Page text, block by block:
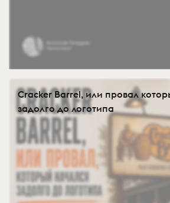
Cracker Barrel, или провал
задолго до логотипа